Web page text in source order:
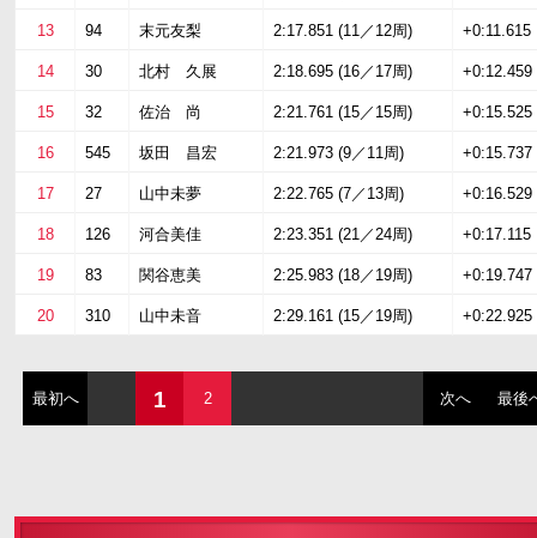
13 94 末元友梨 2:17.851 (11／12周) +0:11.615
14 30 北村 久展 2:18.695 (16／17周) +0:12.459
15 32 佐治 尚 2:21.761 (15／15周) +0:15.525
16 545 坂田 昌宏 2:21.973 (9／11周) +0:15.737
17 27 山中未夢 2:22.765 (7／13周) +0:16.529
18 126 河合美佳 2:23.351 (21／24周) +0:17.115
19 83 関谷恵美 2:25.983 (18／19周) +0:19.747
20 310 山中未音 2:29.161 (15／19周) +0:22.925
最初へ 1 2 次へ 最後